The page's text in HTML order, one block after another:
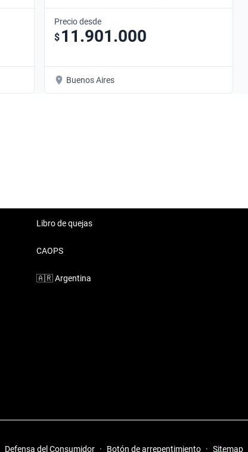
Precio desde
$ 11.901.000
Buenos Aires
Libro de quejas
CAOPS
🇦🇷 Argentina
Defensa del Consumidor · Botón de arrepentimiento · Sitemap